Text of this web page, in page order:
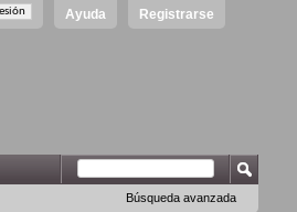
Registrarse
Ayuda
Búsqueda avanzada